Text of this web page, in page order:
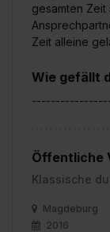
gesamten Zeit
Zeit alleine
Wie gefällt
Öffentliche
Klassische
Magdeburg
2016